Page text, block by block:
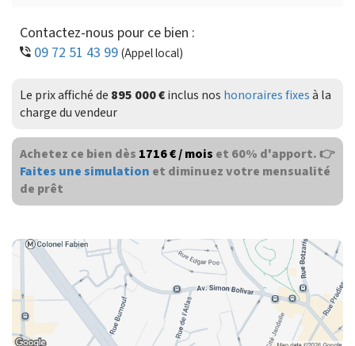
Contactez-nous pour ce bien :
09 72 51 43 99(Appel local)
Le prix affiché de 895 000 €inclus nos honoraires fixesà la
charge du vendeur
Achetez ce bien dès 1716 € / mois et 60% d'apport. 👉
Faites une simulation et diminuez votre mensualité
de prêt